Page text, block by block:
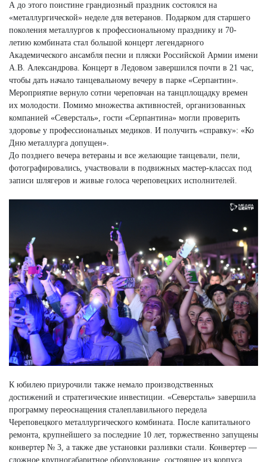
А до этого поистине грандиозный праздник состоялся на
«металлургической» неделе для ветеранов. Подарком для старшего
поколения металлургов к профессиональному празднику и 70-
летию комбината стал большой концерт легендарного
Академического ансамбля песни и пляски Российской Армии имени
А.В. Александрова. Концерт в Ледовом завершился почти в 21 час,
чтобы дать начало танцевальному вечеру в парке «Серпантин».
Мероприятие вернуло сотни череповчан на танцплощадку времен
их молодости. Помимо множества активностей, организованных
компанией «Северсталь», гости «Серпантина» могли проверить
здоровье у профессиональных медиков. И получить «справку»: «Ко
Дню металлурга допущен».
До позднего вечера ветераны и все желающие танцевали, пели,
фотографировались, участвовали в подвижных мастер-классах под
записи шлягеров и живые голоса череповецких исполнителей.
К юбилею приурочили также немало производственных
достижений и стратегические инвестиции. «Северсталь» завершила
программу переоснащения сталеплавильного передела
Череповецкого металлургического комбината. После капитального
ремонта, крупнейшего за последние 10 лет, торжественно запущены
конвертер № 3, а также две установки разливки стали. Конвертер —
сложное крупногабаритное оборудование, состоящее из корпуса